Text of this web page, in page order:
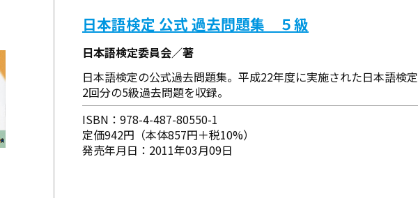
日本語検定 公式 過去問題集 ５級
日本語検定委員会／著
日本語検定の公式過去問題集。平成22年度に実施された日本語検定
2回分の5級過去問題を収録。
ISBN：978-4-487-80550-1
定価942円（本体857円＋税10%）
発売年月日：2011年03月09日